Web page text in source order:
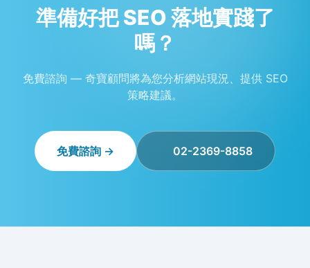
準備好把 SEO 落地實踐了
嗎？
免費諮詢 — 奇寶顧問將為您分析網站現況、提供 SEO
策略建議。
免費諮詢 → 02-2369-8858